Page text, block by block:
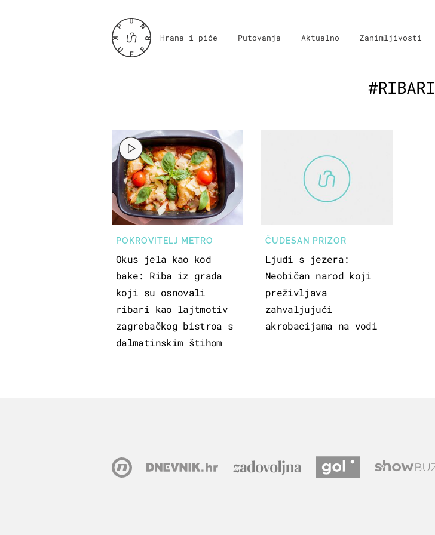
Hrana i piće Putovanja Aktualno Zanimljivosti
#RIBARI
POKROVITELJ METRO
Okus jela kao kod
bake: Riba iz grada
koji su osnovali
ribari kao lajtmotiv
zagrebačkog bistroa s
dalmatinskim štihom
ČUDESAN PRIZOR
Ljudi s jezera:
Neobičan narod koji
preživljava
zahvaljujući
akrobacijama na vodi